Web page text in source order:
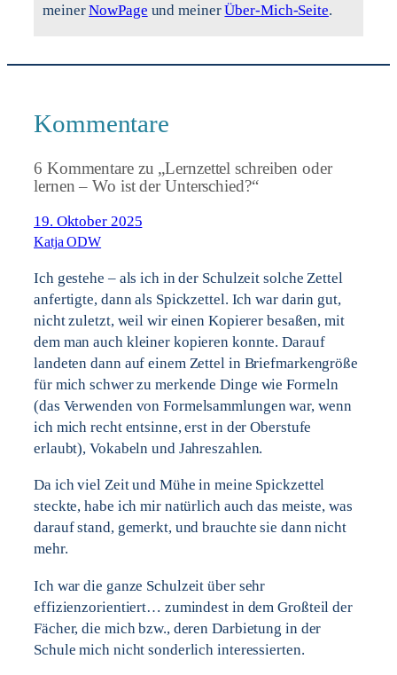
meinerNowPage und meinerÜber-Mich-Seite.
Kommentare
6 Kommentare zu „Lernzettel schreiben oder
lernen – Wo ist der Unterschied?“
19. Oktober 2025
Katja ODW
Ich gestehe – als ich in der Schulzeit solche Zettel
anfertigte, dann als Spickzettel. Ich war darin gut,
nicht zuletzt, weil wir einen Kopierer besaßen, mit
dem man auch kleiner kopieren konnte. Darauf
landeten dann auf einem Zettel in Briefmarkengröße
für mich schwer zu merkende Dinge wie Formeln
(das Verwenden von Formelsammlungen war, wenn
ich mich recht entsinne, erst in der Oberstufe
erlaubt), Vokabeln und Jahreszahlen.
Da ich viel Zeit und Mühe in meine Spickzettel
steckte, habe ich mir natürlich auch das meiste, was
darauf stand, gemerkt, und brauchte sie dann nicht
mehr.
Ich war die ganze Schulzeit über sehr
effizienzorientiert… zumindest in dem Großteil der
Fächer, die mich bzw., deren Darbietung in der
Schule mich nicht sonderlich interessierten.